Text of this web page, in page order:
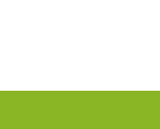
Ürün fiyatı